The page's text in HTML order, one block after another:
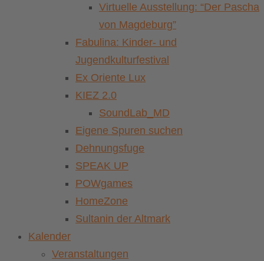
Virtuelle Ausstellung: “Der Pascha
von Magdeburg”
Fabulina: Kinder- und
Jugendkulturfestival
Ex Oriente Lux
KIEZ 2.0
SoundLab_MD
Eigene Spuren suchen
Dehnungsfuge
SPEAK UP
POWgames
HomeZone
Sultanin der Altmark
Kalender
Veranstaltungen